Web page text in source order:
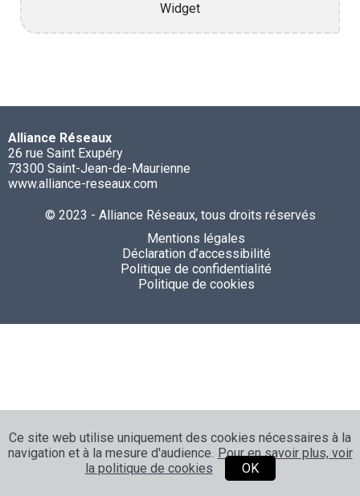
Widget
Alliance Réseaux
26 rue Saint Exupéry
73300 Saint-Jean-de-Maurienne
www.alliance-reseaux.com
© 2023 - Alliance Réseaux, tous droits réservés
Mentions légales
Déclaration d’accessibilité
Politique de confidentialité
Politique de cookies
Ce site web utilise uniquement des cookies nécessaires à la
navigation et à la mesure d'audience. Pour en savoir plus, voir
la politique de cookies
OK